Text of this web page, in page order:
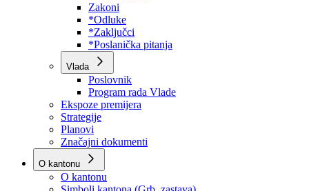
Poslovnik
Program rada Skupštine
Budžet 2026
Zakoni
*Odluke
*Zaključci
*Poslanička pitanja
Vlada
Poslovnik
Program rada Vlade
Ekspoze premijera
Strategije
Planovi
Značajni dokumenti